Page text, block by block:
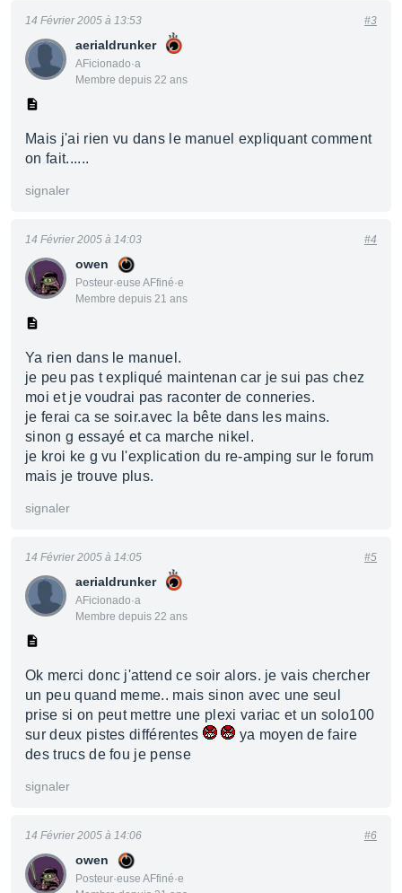
aerialdrunker
AFicionado·a
Membre depuis 22 ans
14 Février 2005 à 13:53 #3
Mais j'ai rien vu dans le manuel expliquant comment
on fait......
signaler
owen
Posteur·euse AFfiné·e
Membre depuis 21 ans
14 Février 2005 à 14:03 #4
Ya rien dans le manuel.
je peu pas t expliqué maintenan car je sui pas chez
moi et je voudrai pas raconter de conneries.
je ferai ca se soir.avec la bête dans les mains.
sinon g essayé et ca marche nikel.
je kroi ke g vu l'explication du re-amping sur le forum
mais je trouve plus.
signaler
aerialdrunker
AFicionado·a
Membre depuis 22 ans
14 Février 2005 à 14:05 #5
Ok merci donc j'attend ce soir alors. je vais chercher
un peu quand meme.. mais sinon avec une seul
prise si on peut mettre une plexi variac et un solo100
sur deux pistes différentes
ya moyen de faire
des trucs de fou je pense
signaler
owen
Posteur·euse AFfiné·e
14 Février 2005 à 14:06 #6